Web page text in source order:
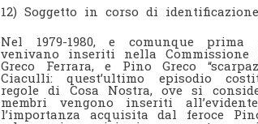
12) Soggetto in corso di
Nel 1979-1980, e comunque
venivano inseriti nella Commissione
Greco Ferrara, e Pino Greco
Ciaculli: quest’ultimo episodio
regole di Cosa Nostra, ove si
membri vengono inseriti
l’importanza acquisita dal feroce